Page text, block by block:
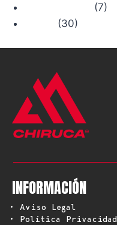
(7)
(30)
INFORMACIÓN
• Aviso Legal
• Política Privacidad